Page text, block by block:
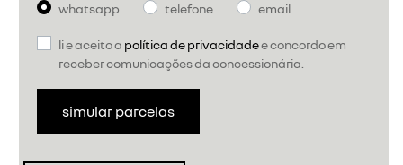
whatsapp telefone email
li e aceito a política de privacidadee concordo em
receber comunicações da concessionária.
simular parcelas